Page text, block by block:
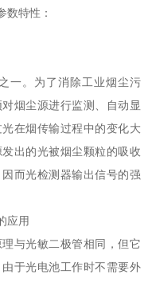
数特性：
一。为了消除工业烟尘污
烟尘源进行监测、自动显
在烟传输过程中的变化大
出的光被烟尘颗粒的吸收
而光检测器输出信号的强
应用
与光敏二极管相同，但它
于光电池工作时不需要外